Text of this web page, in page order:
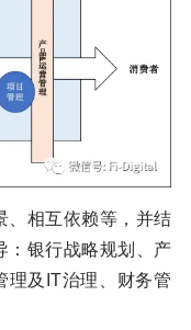
、相互依赖等，并结
：银行战略规划、产
理及IT治理、财务管